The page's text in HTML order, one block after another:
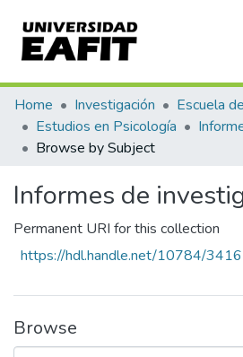
Communities & Collections
All of DSpace
Home Investigación
Estudios en Psicología
Browse by Subject
Informes de
Permanent URI for this collection
https://hdl.handle.net/10784/
Browse